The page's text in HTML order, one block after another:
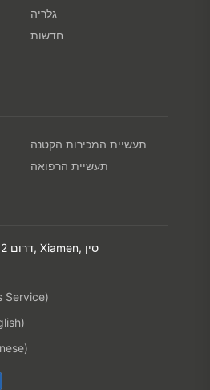
גלריה
חדשות
תעשיית המכירות הקטנה
תעשיית הרפואה
Add: 1-5F, מספר 8, Gaoqi דרום 12, Xiamen, סין
Service)